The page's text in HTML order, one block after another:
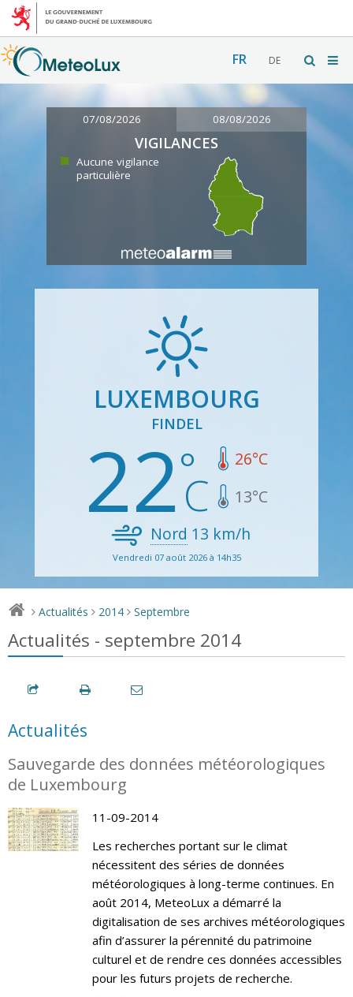
FR DE
07/08/2026 08/08/2026
VIGILANCES
Aucune vigilance
particulière
LUXEMBOURG
FINDEL
22 26°C
13°C
Nord 13 km/h
Vendredi 07 août 2026 à 14h35
> Actualités > 2014 > Septembre
Actualités - septembre 2014
Actualités
Sauvegarde des données météorologiques
de Luxembourg
11-09-2014
Les recherches portant sur le climat
nécessitent des séries de données
météorologiques à long-terme continues. En
août 2014, MeteoLux a démarré la
digitalisation de ses archives météorologiques
afin d’assurer la pérennité du patrimoine
culturel et de rendre ces données accessibles
pour les futurs projets de recherche.